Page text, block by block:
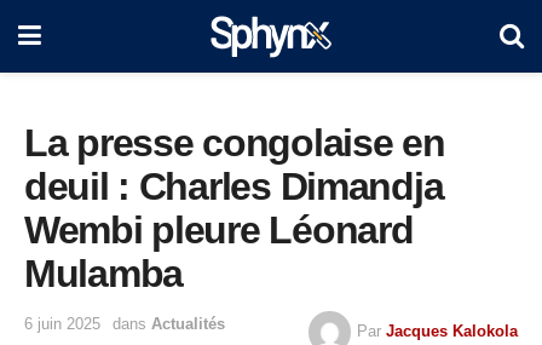
La presse congolaise en
deuil : Charles Dimandja
Wembi pleure Léonard
Mulamba
6 juin 2025 dans Actualités Par Jacques Kalokola